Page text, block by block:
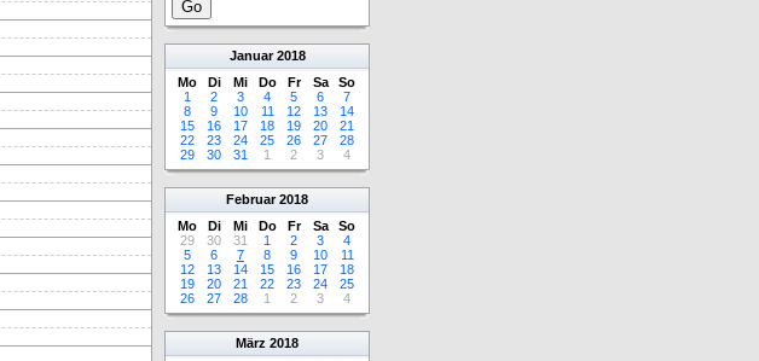
Januar 2018
Mo
Di Mi Do Fr Sa
So
1
2 3 4 5 6
7
8
9 10 11 12 13
14
15
16 17 18 19 20
21
22
23 24 25 26 27
28
29
30 31 1 2 3 4
Februar 2018
Mo
Di Mi Do Fr Sa
So
29
30 31 1 2 3
4
5
6 7 8 9 10
11
12
13 14 15 16 17
18
19
20 21 22 23 24
25
26
27 28 1 2 3 4
März 2018